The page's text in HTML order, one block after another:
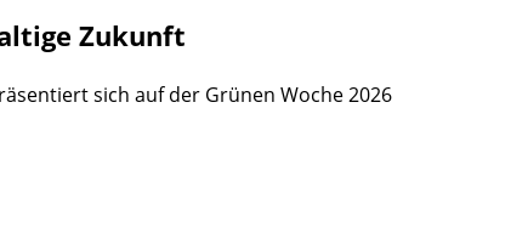
Zukunft
sich auf der Grünen Woche 2026